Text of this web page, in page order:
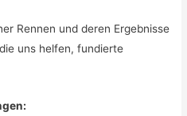
Rennen und deren Ergebnisse
uns helfen, fundierte